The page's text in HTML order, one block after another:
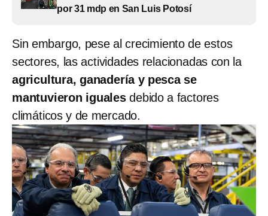
por 31 mdp en San Luis Potosí
Sin embargo, pese al crecimiento de estos
sectores, las actividades relacionadas con la
agricultura, ganadería y pesca se
mantuvieron igualesdebido a factores
climáticos y de mercado.